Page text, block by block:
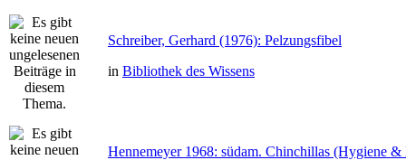
Schreiber, Gerhard (1976): Pelzungsfibel
in Bibliothek des Wissens
Hennemeyer 1968: südam. Chinchillas (Hygiene